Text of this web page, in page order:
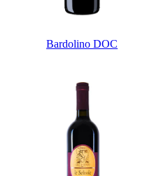
Bardolino DOC